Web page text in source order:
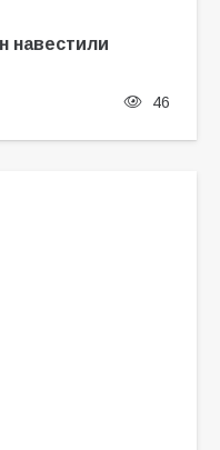
навестили
46